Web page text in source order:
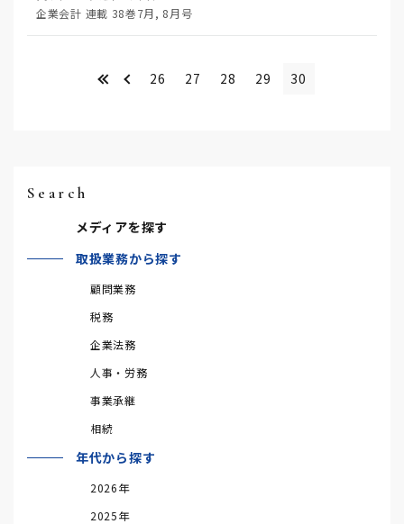
企業会計 連載 38巻7月, 8月号
＜26 27 28 29 30
Search
メディアを探す
取扱業務から探す
顧問業務
税務
企業法務
人事・労務
事業承継
相続
年代から探す
2026年
2025年